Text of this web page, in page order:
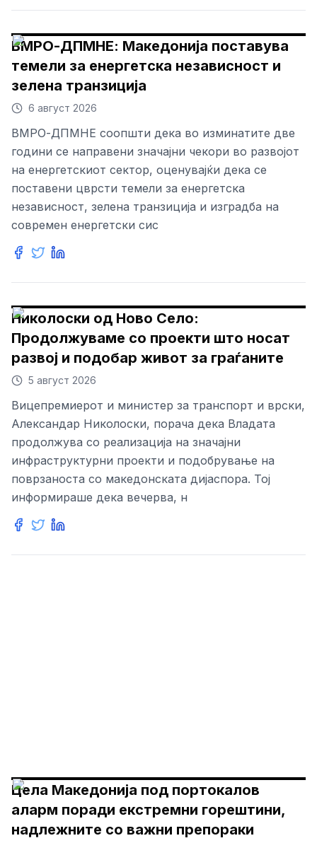
ВМРО-ДПМНЕ: Македонија поставува
темели за енергетска независност и
зелена транзиција
6 август 2026
ВМРО-ДПМНЕ соопшти дека во изминатите две
години се направени значајни чекори во развојот
на енергетскиот сектор, оценувајќи дека се
поставени цврсти темели за енергетска
независност, зелена транзиција и изградба на
современ енергетски сис
Николоски од Ново Село:
Продолжуваме со проекти што носат
развој и подобар живот за граѓаните
5 август 2026
Вицепремиерот и министер за транспорт и врски,
Александар Николоски, порача дека Владата
продолжува со реализација на значајни
инфраструктурни проекти и подобрување на
поврзаноста со македонската дијаспора. Тој
информираше дека вечерва, н
Цела Македонија под портокалов
аларм поради екстремни горештини,
надлежните со важни препораки